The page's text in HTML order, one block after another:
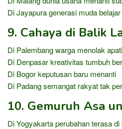
Di Jayapura generasi muda
9. Cahaya di Balik
Di Palembang warga menolak apati
Di Denpasar kreativitas tumbuh
Di Bogor keputusan baru menanti
Di Padang semangat rakyat tak
10. Gemuruh Asa
Di Yogyakarta perubahan terasa di